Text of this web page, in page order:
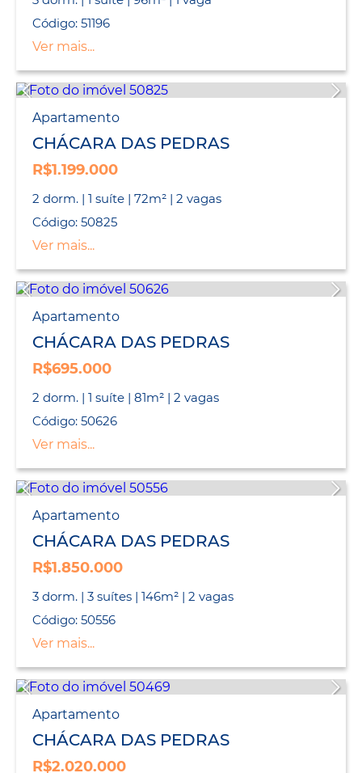
Código: 51196
Ver mais...
Apartamento
CHÁCARA DAS PEDRAS
R$1.199.000
2 dorm. | 1 suíte | 72m² | 2 vagas
Código: 50825
Ver mais...
Apartamento
CHÁCARA DAS PEDRAS
R$695.000
2 dorm. | 1 suíte | 81m² | 2 vagas
Código: 50626
Ver mais...
Apartamento
CHÁCARA DAS PEDRAS
R$1.850.000
3 dorm. | 3 suítes | 146m² | 2 vagas
Código: 50556
Ver mais...
Apartamento
CHÁCARA DAS PEDRAS
R$2.020.000